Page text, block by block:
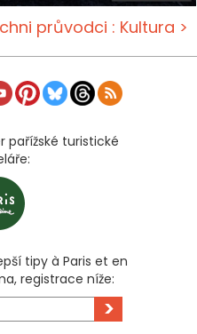
průvodci : Kultura >
pařížské turistické
tipy à Paris et en
registrace níže:
>